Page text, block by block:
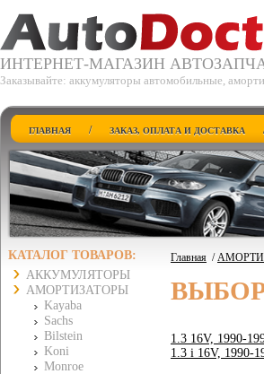
ИНТЕРНЕТ-МАГАЗИН
Заказывайте: аккумуляторы автомобильные,
ГЛАВНАЯ / ЗАКАЗ, ОПЛАТА И ДОСТАВКА
КАТАЛОГ ТОВАРОВ:
АККУМУЛЯТОРЫ
АМОРТИЗАТОРЫ
Kayaba
Sachs
Bilstein
Koni
Monroe
Главная /
1.3 16V, 1990-
1.3 i 16V, 1990-